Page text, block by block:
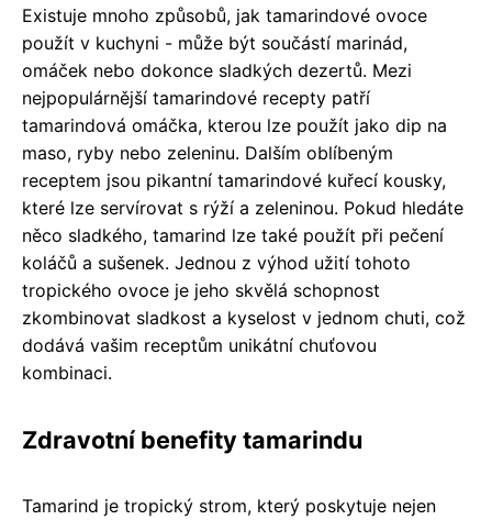
Existuje mnoho způsobů, jak tamarindové ovoce
použít v kuchyni - může být součástí marinád,
omáček nebo dokonce sladkých dezertů. Mezi
nejpopulárnější tamarindové recepty patří
tamarindová omáčka, kterou lze použít jako dip na
maso, ryby nebo zeleninu. Dalším oblíbeným
receptem jsou pikantní tamarindové kuřecí kousky,
které lze servírovat s rýží a zeleninou. Pokud hledáte
něco sladkého, tamarind lze také použít při pečení
koláčů a sušenek. Jednou z výhod užití tohoto
tropického ovoce je jeho skvělá schopnost
zkombinovat sladkost a kyselost v jednom chuti, což
dodává vašim receptům unikátní chuťovou
kombinaci.
Zdravotní benefity tamarindu
Tamarind je tropický strom, který poskytuje nejen